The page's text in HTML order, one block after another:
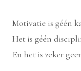
Motivatie is géén
Het is géén
En het is zeker